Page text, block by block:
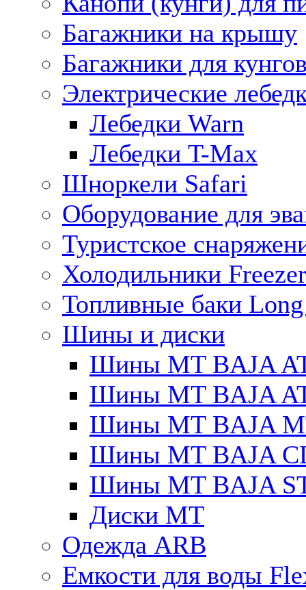
Багажники на крышу
Багажники для
Электрические
Лебедки Warn
Лебедки T-Max
Шноркели Safari
Оборудование для
Туристское
Холодильники
Топливные баки
Шины и диски
Шины MT BAJA
Шины MT BAJA
Шины MT BAJA
Шины MT BAJA
Шины MT BAJA
Диски MT
Одежда ARB
Емкости для воды